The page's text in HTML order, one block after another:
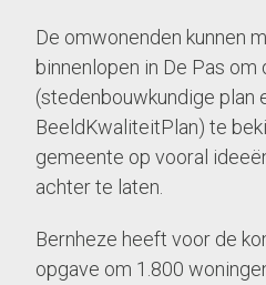
De omwonenden kunnen
binnenlopen in De Pas om
(stedenbouwkundige plan
BeeldKwaliteitPlan) te
gemeente op vooral
achter te laten.
Bernheze heeft voor de
opgave om 1.800